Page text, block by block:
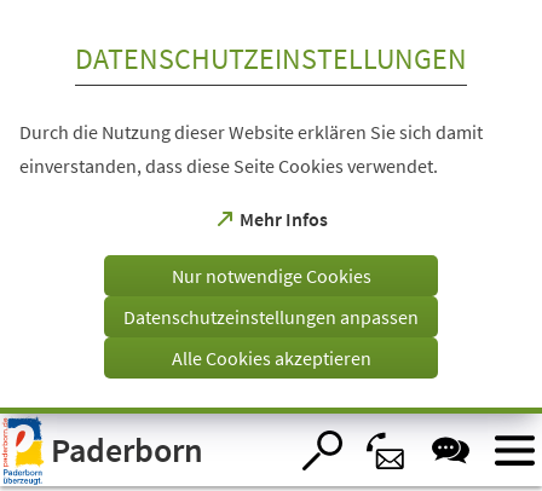
Visuelle
Assistenzsoftware
öffnen.
DATENSCHUTZEINSTELLUNGEN
Durch die Nutzung dieser Website erklären Sie sich damit
einverstanden, dass diese Seite Cookies verwendet.
Mehr Infos
(Öffnet
einem
Tab)
Nur notwendige Cookies
Datenschutzeinstellungen anpassen
Alle Cookies akzeptieren
Paderborn